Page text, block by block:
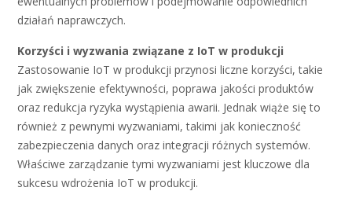
działań naprawczych.
Korzyści i wyzwania związane z IoT w produkcji
Zastosowanie IoT w produkcji przynosi liczne korzyści, takie
jak zwiększenie efektywności, poprawa jakości produktów
oraz redukcja ryzyka wystąpienia awarii. Jednak wiąże się to
również z pewnymi wyzwaniami, takimi jak konieczność
zabezpieczenia danych oraz integracji różnych systemów.
Właściwe zarządzanie tymi wyzwaniami jest kluczowe dla
sukcesu wdrożenia IoT w produkcji.